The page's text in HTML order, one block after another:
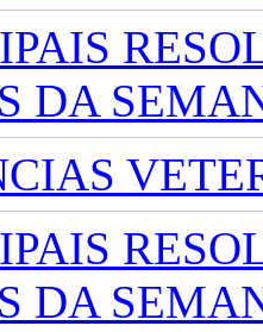
DA
DA